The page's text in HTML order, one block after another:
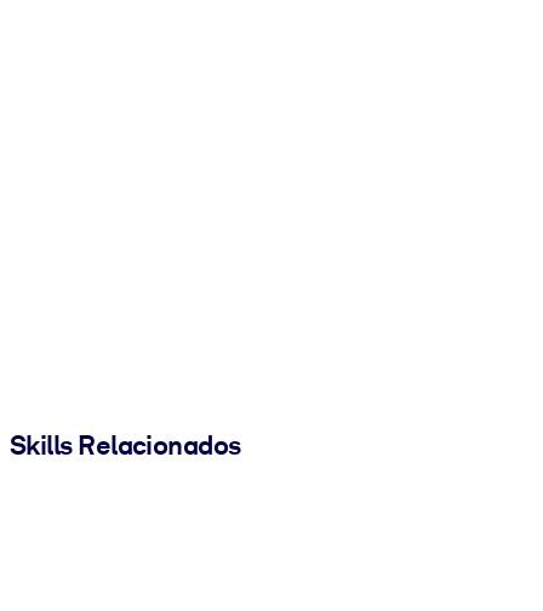
Skills Relacionados